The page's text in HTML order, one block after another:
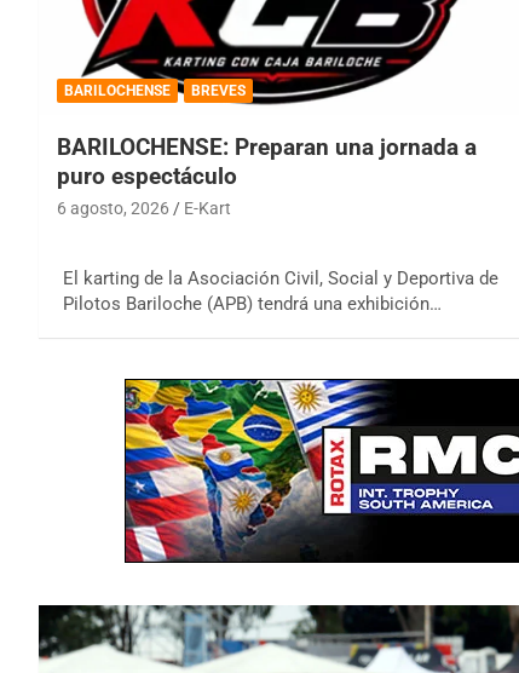
BARILOCHENSE BREVES
BARILOCHENSE: Preparan una jornada a
puro espectáculo
6 agosto, 2026 E-Kart
El karting de la Asociación Civil, Social y Deportiva de
Pilotos Bariloche (APB) tendrá una exhibición…